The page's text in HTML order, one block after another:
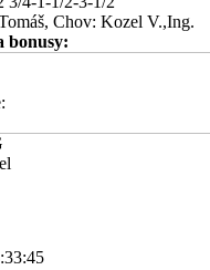
Chov: Kozel V.,Ing.
bonusy: